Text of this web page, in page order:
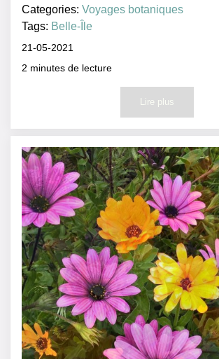
Categories:Voyages botaniques
Tags: Belle-Île
21-05-2021
2 minutes de lecture
Lire plus